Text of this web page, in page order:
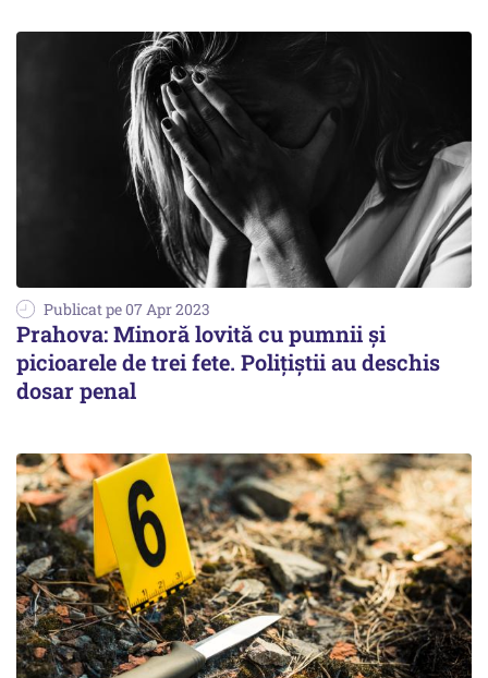
Publicat pe 07 Apr 2023
Prahova: Minoră lovită cu pumnii şi
picioarele de trei fete. Poliţiştii au deschis
dosar penal